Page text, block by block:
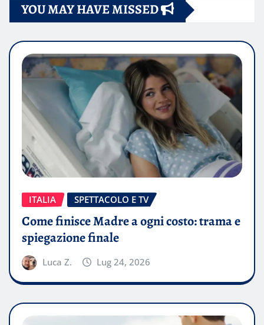
YOU MAY HAVE MISSED
ITALIA SPETTACOLO E TV
Come finisce Madre a ogni costo: trama e
spiegazione finale
Luca Z. Lug 24, 2026